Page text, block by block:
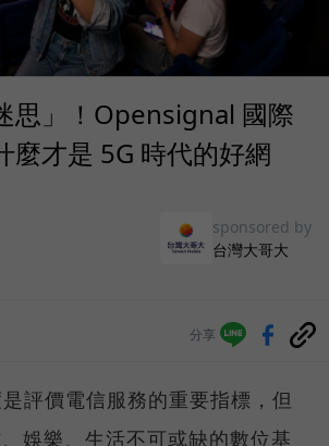
思」！Opensignal 國際
麼才是 5G 時代的好網
sponsored by
台灣大哥大
分享
評價電信服務的重要指標，但
娛樂、生活不可或缺的數位基